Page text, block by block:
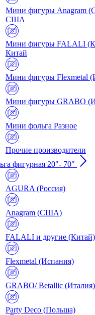
Мини фигуры Anagram
США
Мини фигуры FALALI
Китай
Мини фигуры Flexmetal
Мини фигуры GRABO
Мини фольга Разное
Прочие производители
фигурная 20"- 70"
AGURA (Россия)
Anagram (США)
FALALI и другие (Китай)
Flexmetal (Испания)
GRABO/ Betallic (Италия)
Party Deco (Польша)